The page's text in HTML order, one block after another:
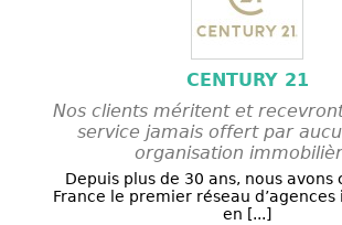
CENTURY 21
Nos clients méritent et
service jamais offert par
organisation
Depuis plus de 30 ans, nous avons
France le premier réseau
en [...]